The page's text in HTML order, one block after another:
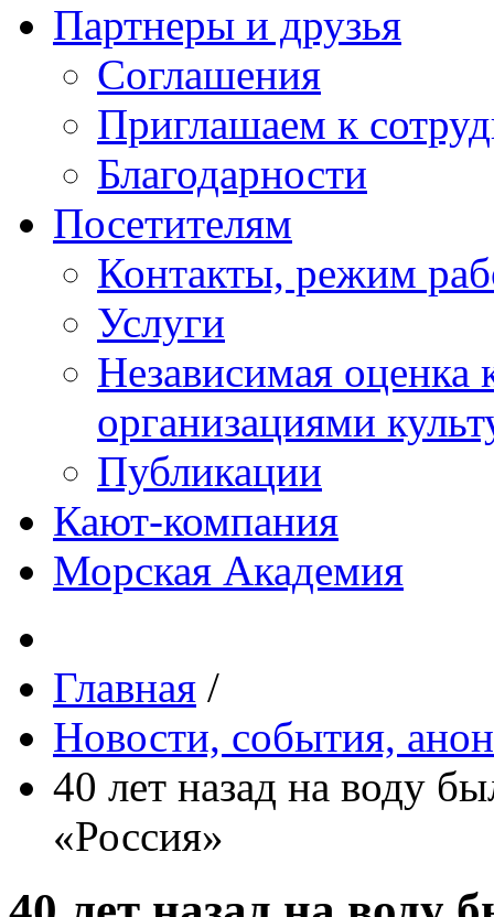
Партнеры и друзья
Соглашения
Приглашаем к
Благодарности
Посетителям
Контакты, режим
Услуги
Независимая оценка
организациями
Публикации
Кают-компания
Морская Академия
Главная /
Новости, события,
40 лет назад на воду
«Россия»